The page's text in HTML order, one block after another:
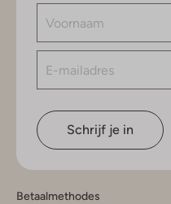
Schrijf je in
Betaalmethodes